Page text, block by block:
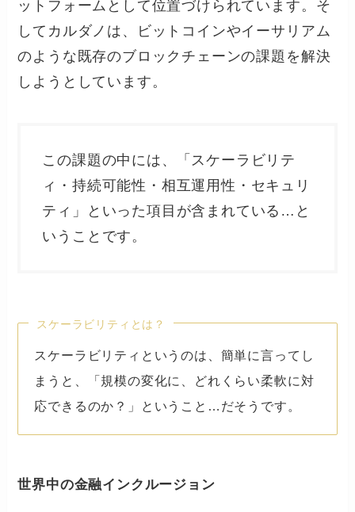
ットフォームとして位置づけられています。そ
してカルダノは、ビットコインやイーサリアム
のような既存のブロックチェーンの課題を解決
しようとしています。
この課題の中には、「スケーラビリテ
ィ・持続可能性・相互運用性・セキュリ
ティ」といった項目が含まれている…と
いうことです。
スケーラビリティとは？
スケーラビリティというのは、簡単に言ってし
まうと、「規模の変化に、どれくらい柔軟に対
応できるのか？」ということ…だそうです。
世界中の金融インクルージョン